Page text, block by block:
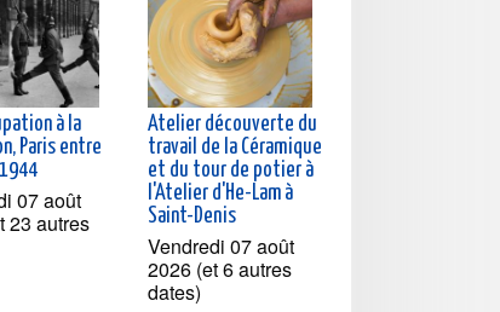
à la
Paris entre
07 août
23 autres
Atelier découverte du
travail de la Céramique
et du tour de potier à
l'Atelier d'He-Lam à
Saint-Denis
Vendredi 07 août
2026 (et 6 autres
dates)